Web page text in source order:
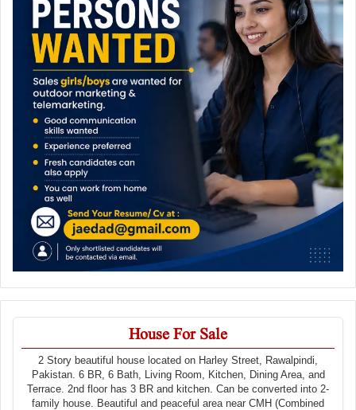
House For Sale
2 Story beautiful house located on Harley Street, Rawalpindi,
Pakistan. 6 BR, 6 Bath, Living Room, Kitchen, Dining Area, and
Terrace. 2nd floor has 3 BR and kitchen. Can be converted into 2-
family house. Beautiful and peaceful area near CMH (Combined